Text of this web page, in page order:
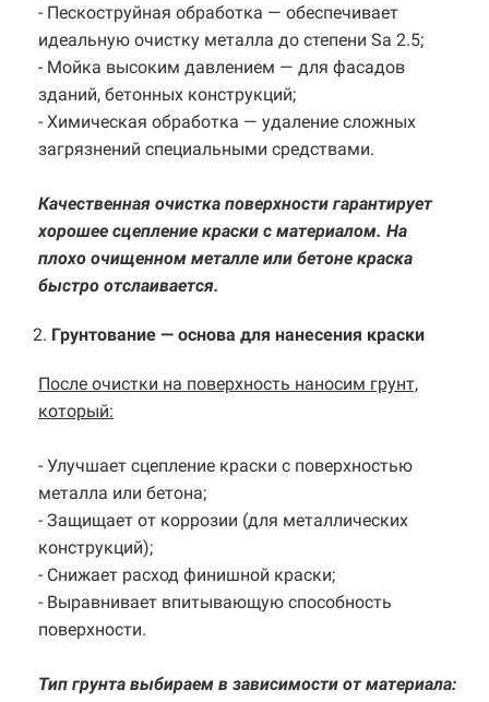
- Пескоструйная обработка — обеспечивает
идеальную очистку металла до степени Sa 2.5;
- Мойка высоким давлением — для фасадов
зданий, бетонных конструкций;
- Химическая обработка — удаление сложных
загрязнений специальными средствами.
Качественная очистка поверхности гарантирует
хорошее сцепление краски с материалом. На
плохо очищенном металле или бетоне краска
быстро отслаивается.
2. Грунтование — основа для нанесения краски
После очистки на поверхность наносим грунт,
который:
- Улучшает сцепление краски с поверхностью
металла или бетона;
- Защищает от коррозии (для металлических
конструкций);
- Снижает расход финишной краски;
- Выравнивает впитывающую способность
поверхности.
Тип грунта выбираем в зависимости от материала: